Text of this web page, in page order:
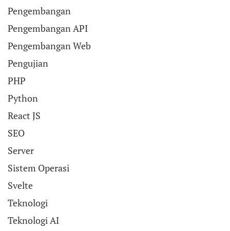
Pengembangan
Pengembangan API
Pengembangan Web
Pengujian
PHP
Python
React JS
SEO
Server
Sistem Operasi
Svelte
Teknologi
Teknologi AI